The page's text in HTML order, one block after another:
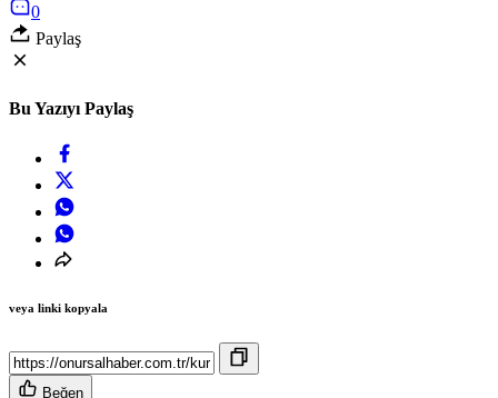
0
Paylaş
Bu Yazıyı Paylaş
veya linki kopyala
Beğen